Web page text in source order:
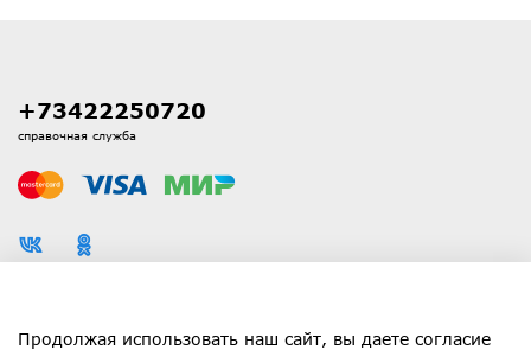
Каталог
+73422250720
справочная служба
Продолжая использовать наш сайт, вы даете согласие